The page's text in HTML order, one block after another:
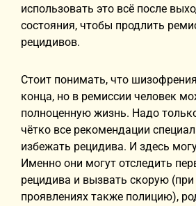
использовать это всё после
состояния, чтобы продлить
рецидивов.
Стоит понимать, что
конца, но в ремиссии человек
полноценную жизнь. Надо
чётко все рекомендации
избежать рецидива. И здесь
Именно они могут отследить
рецидива и вызвать скорую
проявлениях также полицию),